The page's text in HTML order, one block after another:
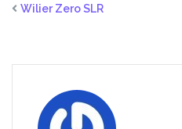
Wilier Zero SLR